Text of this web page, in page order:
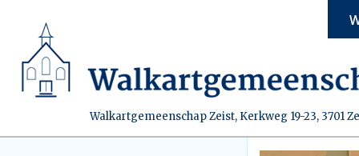
Walkartgemeenschap Zeist, Kerkweg 19-23, 3701